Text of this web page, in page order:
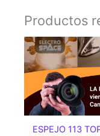
Productos
ESPEJO 113